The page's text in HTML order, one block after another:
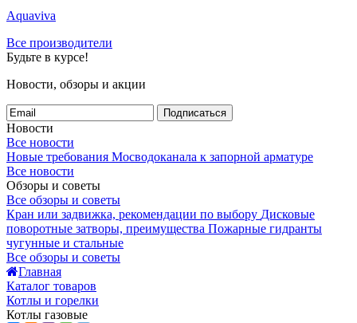
Aquaviva
Все производители
Будьте в курсе!
Новости, обзоры и акции
Подписаться
Новости
Все новости
Новые требования Мосводоканала к запорной арматуре
Все новости
Обзоры и советы
Все обзоры и советы
Кран или задвижка, рекомендации по выбору Дисковые
поворотные затворы, преимущества Пожарные гидранты
чугунные и стальные
Все обзоры и советы
Главная
Каталог товаров
Котлы и горелки
Котлы газовые